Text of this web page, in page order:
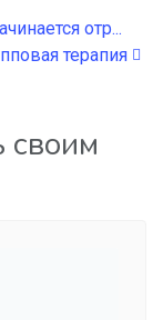
отр...
терапия
своим